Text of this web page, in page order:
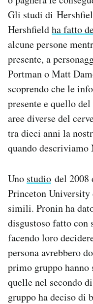
Gli studi di
Hershfieldha fatto
alcune persone
presente, a
Portman o Matt
scoprendo che le
presente e quello
aree diverse del
tra dieci anni la
quando descriviamo
Uno studio del
Princeton
simili. Pronin ha
disgustoso fatto con
facendo loro
persona avrebbero
primo gruppo hanno
quelle nel secondo
gruppo ha deciso di